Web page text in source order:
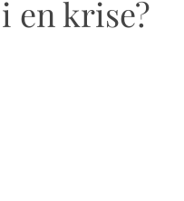
en krise?